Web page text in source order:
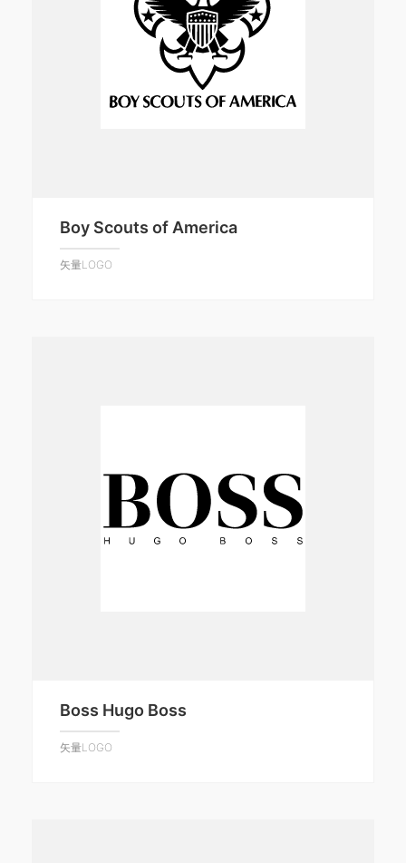
Boy Scouts of America
矢量LOGO
Boss Hugo Boss
矢量LOGO